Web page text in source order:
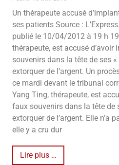
Un thérapeute accusé
ses patients Source :
publié le 10/04/2012 à 19 h
thérapeute, est accusé d’avoir
souvenirs dans la tête de ses
extorquer de l’argent. Un
ce mardi devant le tribunal
Yang Ting, thérapeute, est
faux souvenirs dans la tête de
extorquer de l’argent. Elle n’a
elle y a cru dur
Lire plus …